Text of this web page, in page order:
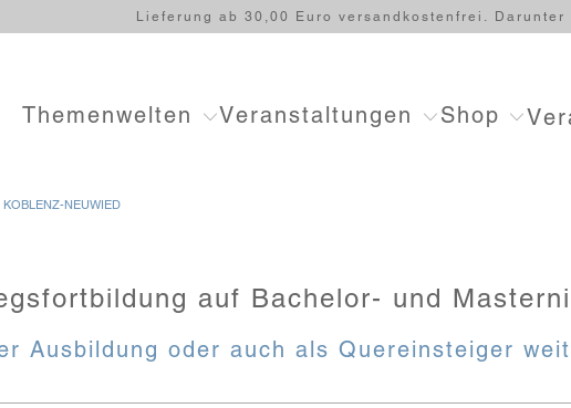
Lieferung ab 30,00 Euro versandkostenfrei. Darunter
Themenwelten Veranstaltungen Shop
KOBLENZ-NEUWIED
auf Bachelor- und
Ausbildung oder auch als Quereinsteiger